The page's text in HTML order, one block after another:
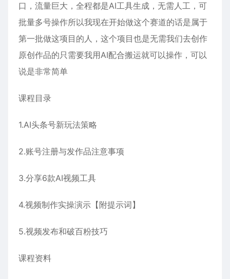
口，流量巨大，全程都是AI工具生成，无需人工，可
批量多号操作所以我现在开始做这个赛道的话是属于
第一批做这项目的人，这个项目也是无需我们去创作
原创作品的只需要我用AI配合搬运就可以操作，可以
说是非常简单
课程目录
1.AI头条号新玩法策略
2.账号注册与发作品注意事项
3.分享6款AI视频工具
4.视频制作实操演示【附提示词】
5.视频发布和破百粉技巧
课程资料